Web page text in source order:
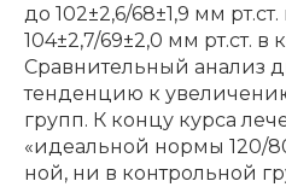
до 102±2,6/68±1,9 мм
104±2,7/69±2,0 мм рт.ст. в
Срав­ни­тель­ный ана­лиз
тен­ден­цию к
групп. К кон­цу кур­са
«иде­аль­ной нор­мы 120/
ной, ни в кон­троль­ной